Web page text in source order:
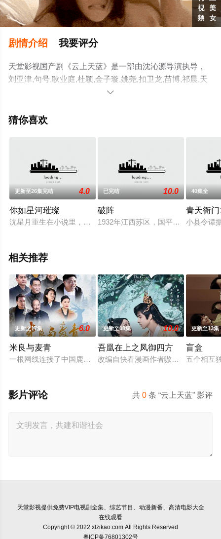
剧情介绍 我要评分
天堂影视国产剧《云上天蓝》是一部由沈沁源导演执导，
刘亚津,句号,耿业庭,杜颖,金子璇,姚尧,扣卫龙,苗博,祁晨,天
赐,姚懿纯,涵镇等演员精彩演绎的中国大陆电视剧，大结局
版电视剧全集就上天堂电影网，更多相关信息可移步至豆

猜你喜欢
更新至26集完结 4.0
你如星河璀璨
沈星月重生在小说里，小说人物设置：沈星月是悲惨女配，被
已完结 10.0
破阵
1932年江西苏区，国平易近党对苏
40集全
青天衙门
小县令谭
相关推荐
更新至17集 6.0
米良与麦青
一根网线连接了中国鹿鸣村和英国牛津，麦香通过视频向米良
更新至08集 10.0
吾凰在上之凤御四方
改编自快看漫画作者嗷小泽的独家连
更新至13集
盲盒
五个相互
共0 条 “云上天蓝” 影评
影片评论
天堂影视提供免费VIP电视剧全集、综艺节目、动漫新番、高清电影大全
在线观看
Copyright © 2022 xlzikao.com All Rights Reserved
粤ICP备76801302号